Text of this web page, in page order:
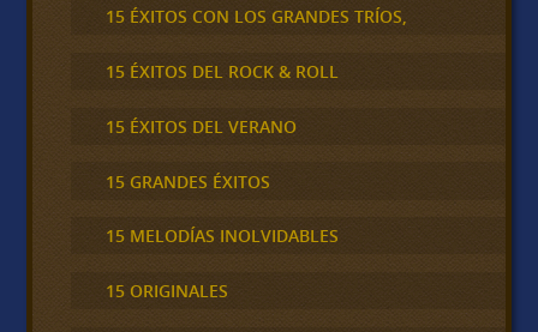
15 ÉXITOS CON LOS GRANDES TRÍOS,
15 ÉXITOS DEL ROCK & ROLL
15 ÉXITOS DEL VERANO
15 GRANDES ÉXITOS
15 MELODÍAS INOLVIDABLES
15 ORIGINALES